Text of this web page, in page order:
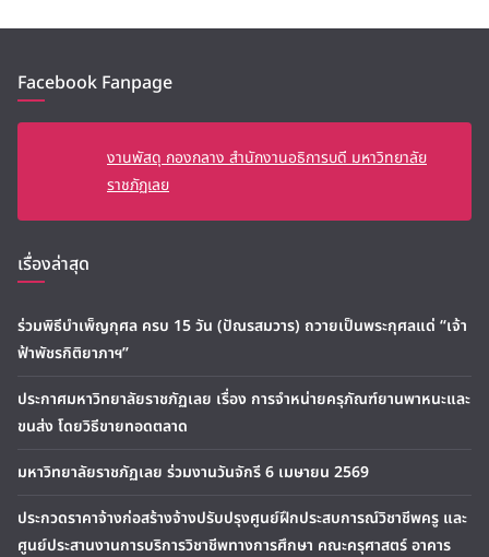
Facebook Fanpage
งานพัสดุ กองกลาง สำนักงานอธิการบดี มหาวิทยาลัย
ราชภัฏเลย
เรื่องล่าสุด
ร่วมพิธีบำเพ็ญกุศล ครบ 15 วัน (ปัณรสมวาร) ถวายเป็นพระกุศลแด่ “เจ้า
ฟ้าพัชรกิติยาภาฯ”
ประกาศมหาวิทยาลัยราชภัฏเลย เรื่อง การจำหน่ายครุภัณฑ์ยานพาหนะและ
ขนส่ง โดยวิธีขายทอดตลาด
มหาวิทยาลัยราชภัฏเลย ร่วมงานวันจักรี 6 เมษายน 2569
ประกวดราคาจ้างก่อสร้างจ้างปรับปรุงศูนย์ฝึกประสบการณ์วิชาชีพครู และ
ศูนย์ประสานงานการบริการวิชาชีพทางการศึกษา คณะครุศาสตร์ อาคาร